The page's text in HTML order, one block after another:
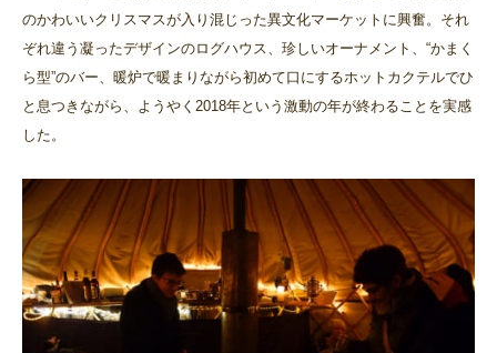
のかわいいクリスマスが入り混じった異文化マーケットに興奮。それ
ぞれ違う凝ったデザインのログハウス、珍しいオーナメント、“かまく
ら型”のバー、暖炉で暖まりながら初めて口にするホットカクテルでひ
と息つきながら、ようやく2018年という激動の年が終わることを実感
した。